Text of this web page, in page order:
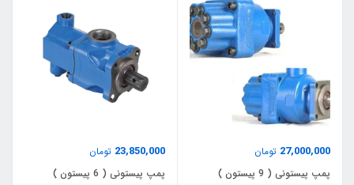
27,000,000 تومان
پمپ پیستونی ( 9 پیستون )
23,850,000 تومان
پمپ پیستونی ( 6 پیستون )